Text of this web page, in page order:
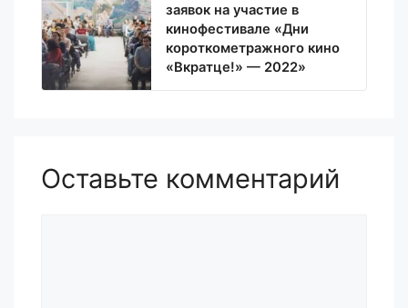
заявок на участие в
кинофестивале «Дни
короткометражного кино
«Вкратце!» — 2022»
Оставьте комментарий